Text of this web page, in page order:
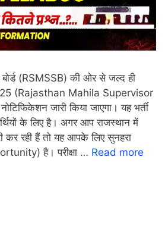
बोर्ड (RSMSSB) की ओर से जल्द ही
2025 (Rajasthan Mahila Supervisor
जारी किया जाएगा। यह भर्ती
के लिए है। अगर आप राजस्थान में
कर रही हैं तो यह आपके लिए सुनहरा
है। परीक्षा … Read more